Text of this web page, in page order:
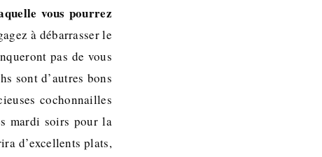
vous pourrez
à débarrasser le
pas de vous
sont d’autres bons
cochonnailles
mardi soirs pour la
d’excellents plats,